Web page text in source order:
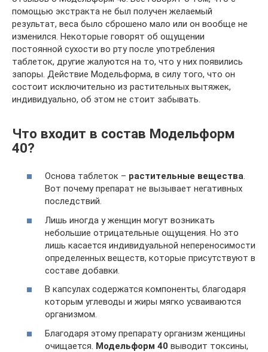
помощью экстракта не был получен желаемый
результат, веса было сброшено мало или он вообще не
изменился. Некоторые говорят об ощущении
постоянной сухости во рту после употребления
таблеток, другие жалуются на то, что у них появились
запоры. Действие Модельформа, в силу того, что он
состоит исключительно из растительных вытяжек,
индивидуально, об этом не стоит забывать.
Что входит в состав Модельформ
40?
Основа таблеток – растительные вещества.
Вот почему препарат не вызывает негативных
последствий.
Лишь иногда у женщин могут возникать
небольшие отрицательные ощущения. Но это
лишь касается индивидуальной непереносимости
определенных веществ, которые присутствуют в
составе добавки.
В капсулах содержатся компоненты, благодаря
которым углеводы и жиры мягко усваиваются
организмом.
Благодаря этому препарату организм женщины
очищается. Модельформ 40 выводит токсины,